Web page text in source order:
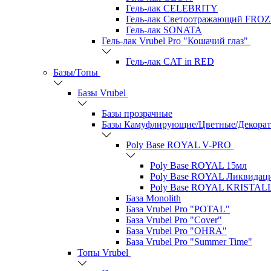
Гель-лак CELEBRITY
Гель-лак Светоотражающий
Гель-лак SONATA
Гель-лак Vrubel Pro "Кошачий глаз"
Гель-лак CAT in RED
Базы/Топы
Базы Vrubel
Базы прозрачные
Базы Камуфлирующие/Цветные/
Poly Base ROYAL V-PRO
Poly Base ROYAL 15мл
Poly Base ROYAL
Poly Base ROYAL
База Monolith
База Vrubel Pro "POTAL"
База Vrubel Pro "Сover"
База Vrubel Pro "OHRA"
База Vrubel Pro "Summer Time"
Топы Vrubel